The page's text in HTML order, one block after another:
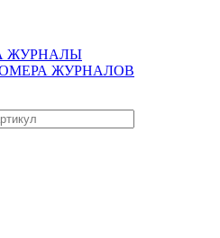
ЖУРНАЛЫ
ЖУРНАЛОВ